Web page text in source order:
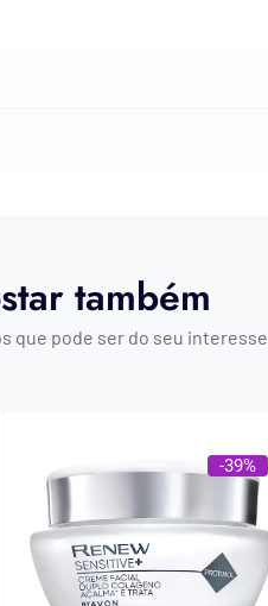
também
que pode ser do seu interesse.
-39%